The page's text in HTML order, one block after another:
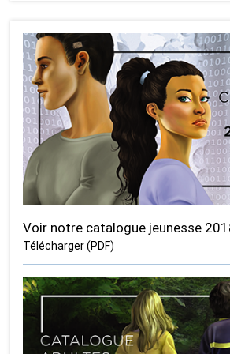
Voir notre catalogue jeunesse
Télécharger (PDF)